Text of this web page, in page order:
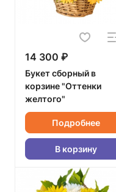
14 300 ₽
Букет сборный в
корзине "Оттенки
желтого"
Подробнее
В корзину